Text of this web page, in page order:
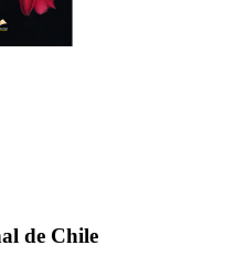
de Chile